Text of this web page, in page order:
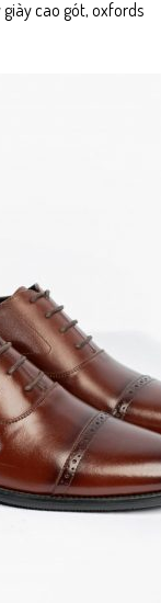
giày cao gót, oxfords